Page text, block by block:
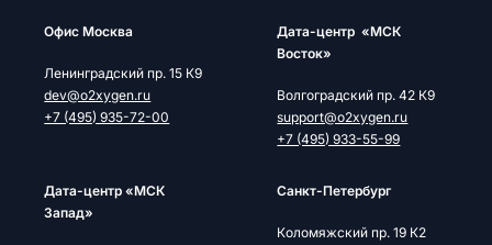
Офис Москва
Ленинградский пр. 15 К9
dev@o2xygen.ru
+7 (495) 935-72-00
Дата-центр «МСК
Восток»
Волгоградский пр. 42 К9
support@o2xygen.ru
+7 (495) 933-55-99
Дата-центр «МСК
Запад»
Cанкт-Петербург
Коломяжский пр. 19 К2